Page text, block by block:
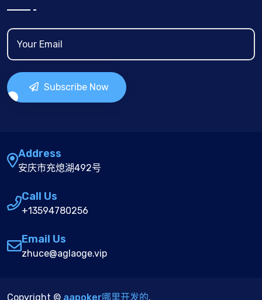
Subscribe Now
Address
安庆市充熄湖492号
Call Us
+13594780256
Email Us
zhuce@aglaoge.vip
Copyright © aapoker哪里开发的.